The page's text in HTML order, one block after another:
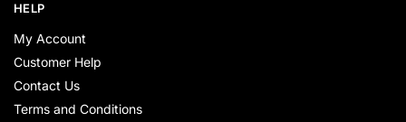
HELP
My Account
Customer Help
Contact Us
Terms and Conditions